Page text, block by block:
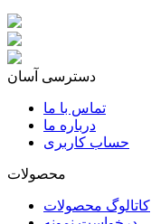
دسترسی آسان
تماس با ما
درباره ما
حساب کاربری
محصولات
کاتالوگ محصولات